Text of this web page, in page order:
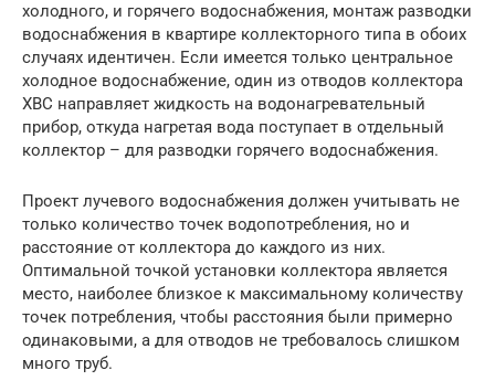
холодного, и горячего водоснабжения, монтаж разводки
водоснабжения в квартире коллекторного типа в обоих
случаях идентичен. Если имеется только центральное
холодное водоснабжение, один из отводов коллектора
ХВС направляет жидкость на водонагревательный
прибор, откуда нагретая вода поступает в отдельный
коллектор – для разводки горячего водоснабжения.
Проект лучевого водоснабжения должен учитывать не
только количество точек водопотребления, но и
расстояние от коллектора до каждого из них.
Оптимальной точкой установки коллектора является
место, наиболее близкое к максимальному количеству
точек потребления, чтобы расстояния были примерно
одинаковыми, а для отводов не требовалось слишком
много труб.